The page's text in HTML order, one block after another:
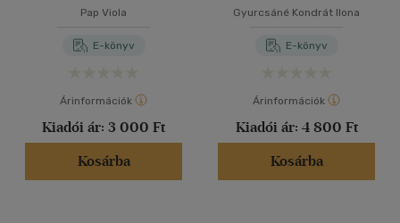
Magyar-angol, angol-magyar
(1)
Magyar - latin
Magyar - német - francia
(1)
Pap Viola
E-könyv
Árinformációk
Kiadói ár: 3 000 Ft
Kosárba
Gyurcsáné Kondrát Ilona
E-könyv
Árinformációk
Kiadói ár: 4 800 Ft
Kosárba